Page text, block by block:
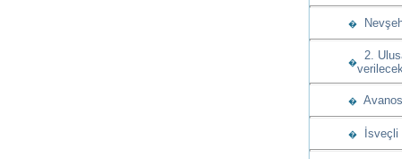
�
�
2.
�
� İsveçli